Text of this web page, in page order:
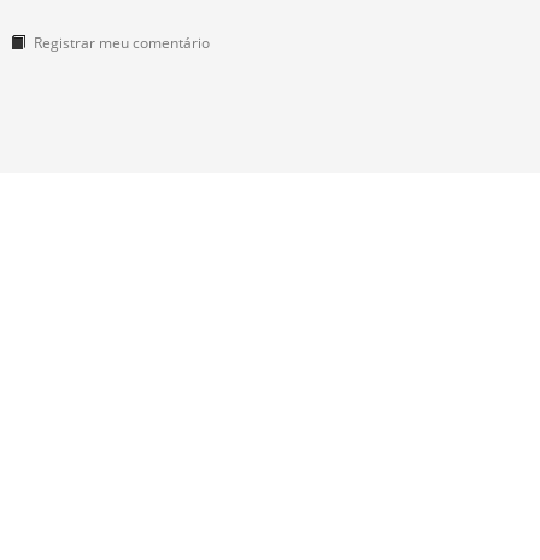
Registrar meu comentário